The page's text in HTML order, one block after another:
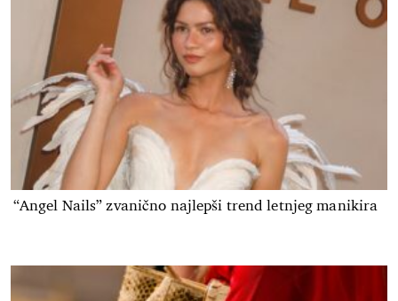
“Angel Nails” zvanično najlepši trend letnjeg manikira